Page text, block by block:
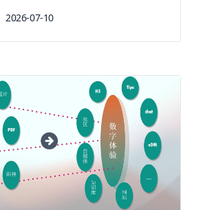
2026-07-10